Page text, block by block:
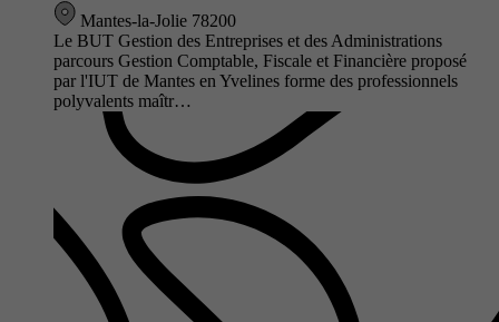
Mantes-la-Jolie 78200
Le BUT Gestion des Entreprises et des Administrations
parcours Gestion Comptable, Fiscale et Financière proposé
par l'IUT de Mantes en Yvelines forme des professionnels
polyvalents maîtr…